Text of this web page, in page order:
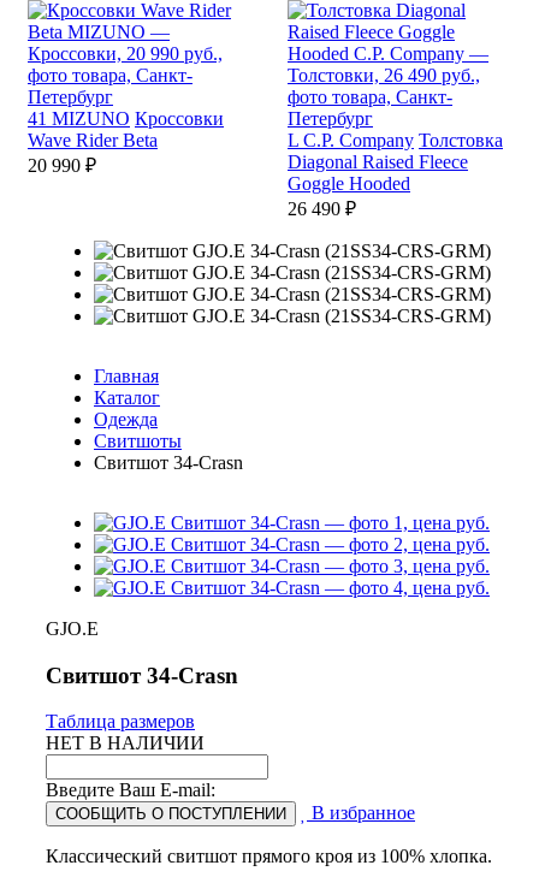
41 MIZUNO Кроссовки
Wave Rider Beta
20 990 ₽
L C.P. Company Толстовка
Diagonal Raised Fleece
Goggle Hooded
26 490 ₽
Главная
Каталог
Одежда
Свитшоты
Свитшот 34-Crasn
GJO.E
Свитшот 34-Crasn
Таблица размеров
НЕТ В НАЛИЧИИ
Введите Ваш E-mail:
СООБЩИТЬ О ПОСТУПЛЕНИИ В избранное
Классический свитшот прямого кроя из 100% хлопка.